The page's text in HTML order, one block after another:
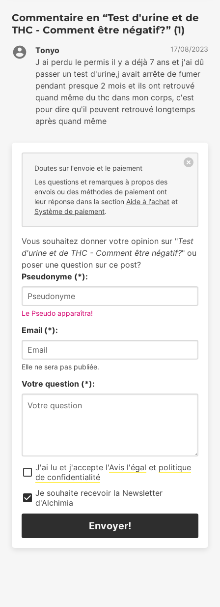
Commentaire en “Test d'urine et de
THC - Comment être négatif?” (1)
Tonyo 17/08/2023
J ai perdu le permis il y a déjà 7 ans et j'ai dû
passer un test d'urine,j avait arrête de fumer
pendant presque 2 mois et ils ont retrouvé
quand même du thc dans mon corps, c'est
pour dire qu'il peuvent retrouvé longtemps
après quand même
Doutes sur l'envoie et le paiement
Les questions et remarques à propos des
envois ou des méthodes de paiement ont
leur réponse dans la section Aide à l'achat et
Système de paiement.
Vous souhaitez donner votre opinion sur "Test
d'urine et de THC - Comment être négatif?" ou
poser une question sur ce post?
Pseudonyme (*):
Le Pseudo apparaîtra!
Email (*):
Elle ne sera pas publiée.
Votre question (*):
J'ai lu et j'accepte l'Avis l'égal et politique
de confidentialité
Je souhaite recevoir la Newsletter
d'Alchimia
Envoyer!